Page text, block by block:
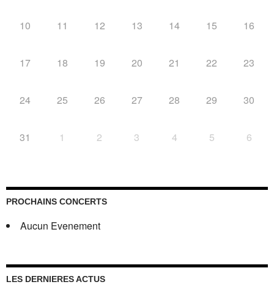
10 11 12 13 14 15 16
17 18 19 20 21 22 23
24 25 26 27 28 29 30
31 1 2 3 4 5 6
PROCHAINS CONCERTS
Aucun Evenement
LES DERNIERES ACTUS